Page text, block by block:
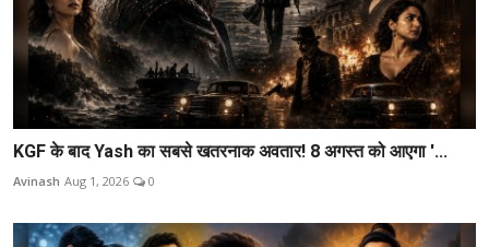
KGF के बाद Yash का सबसे खतरनाक अवतार! 8 अगस्त को आएगा '...
Avinash Aug 1, 2026 0